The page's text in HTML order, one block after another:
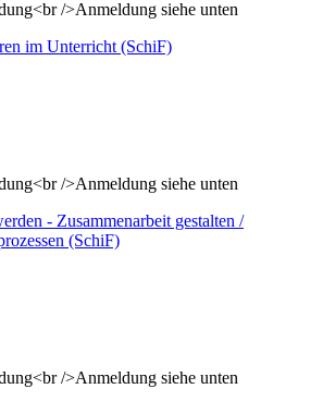
im Unterricht (SchiF)
- Zusammenarbeit gestalten /
(SchiF)